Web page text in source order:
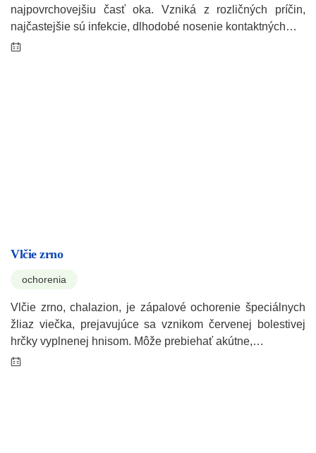
najpovrchovejšiu časť oka. Vzniká z rozličných príčin,
najčastejšie sú infekcie, dlhodobé nosenie kontaktných…
Vlčie zrno
ochorenia
Vlčie zrno, chalazion, je zápalové ochorenie špeciálnych
žliaz viečka, prejavujúce sa vznikom červenej bolestivej
hrčky vyplnenej hnisom. Môže prebiehať akútne,…